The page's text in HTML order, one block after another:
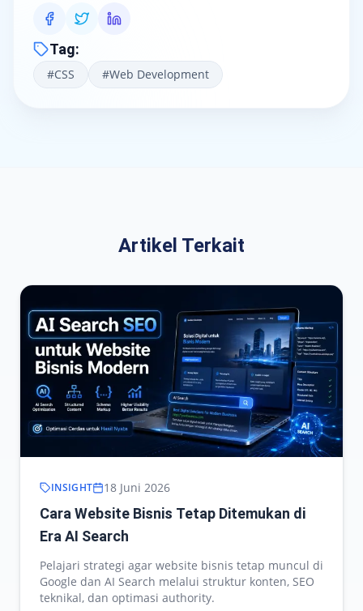
Tag:
#CSS #Web Development
Artikel Terkait
INSIGHT 18 Juni 2026
Cara Website Bisnis Tetap Ditemukan di
Era AI Search
Pelajari strategi agar website bisnis tetap muncul di
Google dan AI Search melalui struktur konten, SEO
teknikal, dan optimasi authority.